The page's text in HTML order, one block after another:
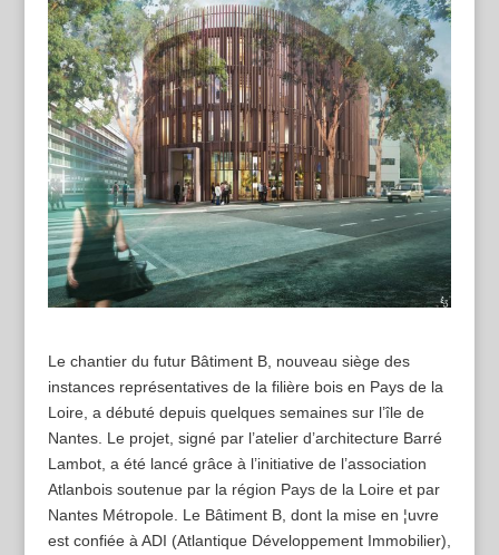
Le chantier du futur Bâtiment B, nouveau siège des
instances représentatives de la filière bois en Pays de la
Loire, a débuté depuis quelques semaines sur l’île de
Nantes. Le projet, signé par l’atelier d’architecture Barré
Lambot, a été lancé grâce à l’initiative de l’association
Atlanbois soutenue par la région Pays de la Loire et par
Nantes Métropole. Le Bâtiment B, dont la mise en ¦uvre
est confiée à ADI (Atlantique Développement Immobilier),